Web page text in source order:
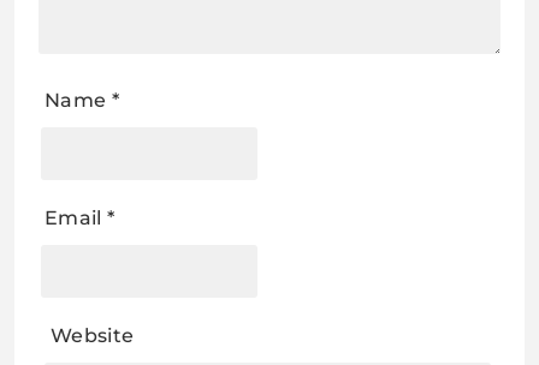
Name *
Email *
Website